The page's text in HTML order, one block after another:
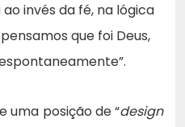
invés da fé, na lógica
que foi Deus,
uma posição de “design